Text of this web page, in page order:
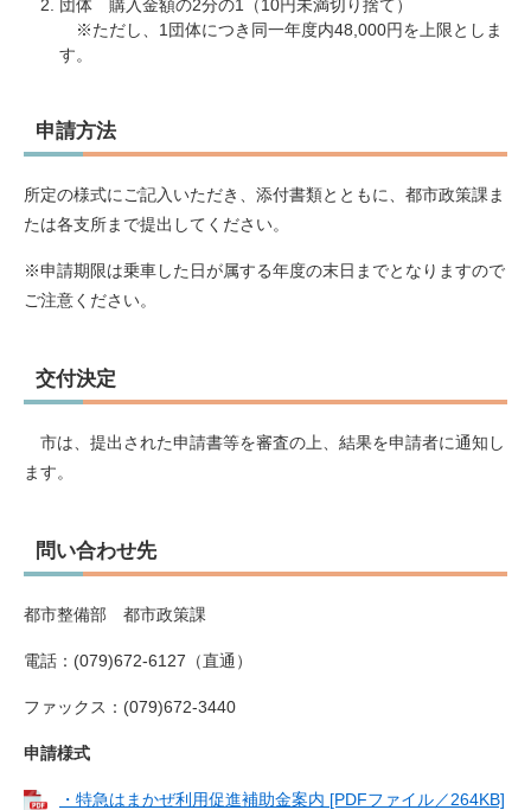
団体 購入金額の2分の1（10円未満切り捨て）
※ただし、1団体につき同一年度内48,000円を上限としま
す。
申請方法
所定の様式にご記入いただき、添付書類とともに、都市政策課ま
たは各支所まで提出してください。
※申請期限は乗車した日が属する年度の末日までとなりますので
ご注意ください。
交付決定
市は、提出された申請書等を審査の上、結果を申請者に通知し
ます。
問い合わせ先
都市整備部 都市政策課
電話：(079)672-6127（直通）
ファックス：(079)672-3440
申請様式
・特急はまかぜ利用促進補助金案内 [PDFファイル／264KB]